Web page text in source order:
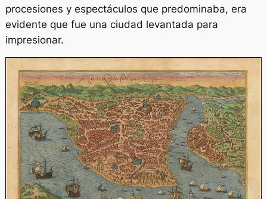
procesiones y espectáculos que predominaba, era
evidente que fue una ciudad levantada para
impresionar.